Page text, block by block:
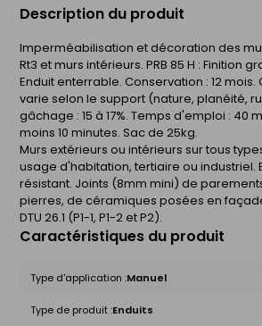
Description du produit
Imperméabilisation et décoration des
Rt3 et murs intérieurs. PRB 85 H : Finition
Enduit enterrable. Conservation : 12
varie selon le support (nature, planéité,
gâchage : 15 à 17%. Temps d'emploi : 40
moins 10 minutes. Sac de 25kg.
Murs extérieurs ou intérieurs sur tous
usage d'habitation, tertiaire ou industriel.
résistant. Joints (8mm mini) de
pierres, de céramiques posées en
DTU 26.1 (P1-1, P1-2 et P2).
Caractéristiques du produit
Type d'application :Manuel
Type de produit :Enduits